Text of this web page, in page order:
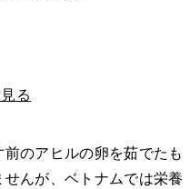
る
のアヒルの卵を茹でたも
んが、ベトナムでは栄養